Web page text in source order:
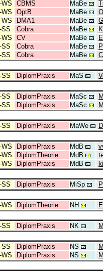
WS CBMS MaBe
WS OptB MaBe
WS DMA1 MaBe
SS Cobra MaBe
WS CV MaBe
SS Cobra MaBe
SS Cobra MaBe
SS DiplomPraxis MaS
SS DiplomPraxis MaSc
SS DiplomPraxis MaSc
SS DiplomPraxis MaWe
WS DiplomPraxis MdB
WS DiplomTheorie MdB
WS DiplomPraxis MdB
SS DiplomPraxis MiSp
WS DiplomTheorie NH
SS DiplomPraxis NK
SS DiplomPraxis NS
WS DiplomPraxis NS